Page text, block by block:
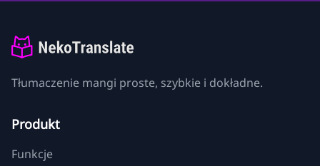
Tłumaczenie mangi proste, szybkie i dokładne.
Produkt
Funkcje